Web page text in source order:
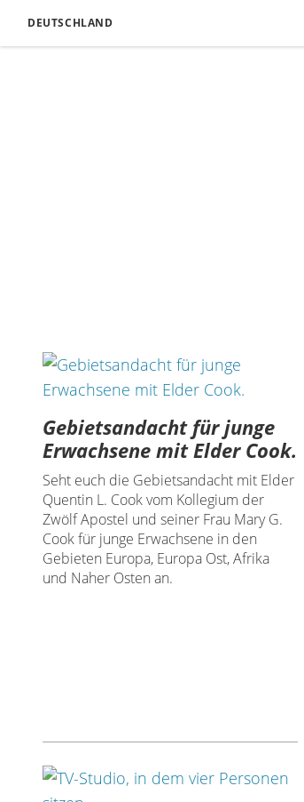
DEUTSCHLAND
Gebietsandacht für junge
Erwachsene mit Elder Cook.
Seht euch die Gebietsandacht mit Elder
Quentin L. Cook vom Kollegium der
Zwölf Apostel und seiner Frau Mary G.
Cook für junge Erwachsene in den
Gebieten Europa, Europa Ost, Afrika
und Naher Osten an.